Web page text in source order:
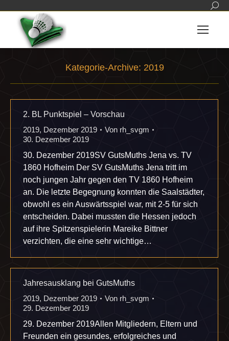
Kategorie-Archive: 2019
2. BL Punktspiel – Vorschau
2019, Dezember 2019 Von rh_svgm
30. Dezember 2019
30. Dezember 2019SV GutsMuths Jena vs. TV
1860 Hofheim Der SV GutsMuths Jena tritt im
noch jungen Jahr gegen den TV 1860 Hofheim
an. Die letzte Begegnung konnten die Saalstädter,
obwohl es ein Auswärtsspiel war, mit 2-5 für sich
entscheiden. Dabei mussten die Hessen jedoch
auf ihre Spitzenspielerin Mareike Bittner
verzichten, die eine sehr wichtige…
Jahresausklang bei GutsMuths
2019, Dezember 2019 Von rh_svgm
29. Dezember 2019
29. Dezember 2019Allen Mitgliedern, Eltern und
Freunden ein gesundes, erfolgreiches und